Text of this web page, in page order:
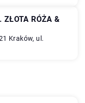
ZŁOTA RÓŻA &
Kraków, ul.